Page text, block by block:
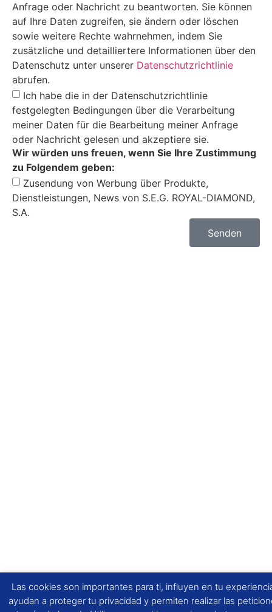
Anfrage oder Nachricht zu beantworten. Sie können
auf Ihre Daten zugreifen, sie ändern oder löschen
sowie weitere Rechte wahrnehmen, indem Sie
zusätzliche und detailliertere Informationen über den
Datenschutz unter unserer Datenschutzrichtlinie
abrufen.
Ich habe die in der Datenschutzrichtlinie
festgelegten Bedingungen über die Verarbeitung
meiner Daten für die Bearbeitung meiner Anfrage
oder Nachricht gelesen und akzeptiere sie.
Wir würden uns freuen, wenn Sie Ihre Zustimmung
zu Folgendem geben:
Zusendung von Werbung über Produkte,
Dienstleistungen, News von S.E.G. ROYAL-DIAMOND,
S.A.
Senden
Las cookies son importantes para ti, influyen en tu
ayudan a proteger tu privacidad y permiten realizar las